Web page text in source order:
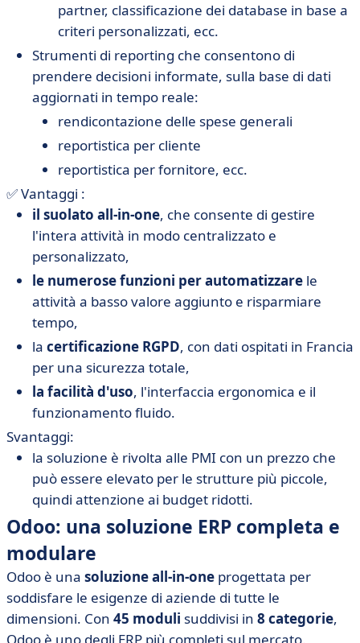
partner, classificazione dei database in base a
criteri personalizzati, ecc.
Strumenti di reporting che consentono di
prendere decisioni informate, sulla base di dati
aggiornati in tempo reale:
rendicontazione delle spese generali
reportistica per cliente
reportistica per fornitore, ecc.
✅ Vantaggi :
il suolato all-in-one, che consente di gestire
l'intera attività in modo centralizzato e
personalizzato,
le numerose funzioni per automatizzare le
attività a basso valore aggiunto e risparmiare
tempo,
la certificazione RGPD, con dati ospitati in Francia
per una sicurezza totale,
la facilità d'uso, l'interfaccia ergonomica e il
funzionamento fluido.
Svantaggi:
la soluzione è rivolta alle PMI con un prezzo che
può essere elevato per le strutture più piccole,
quindi attenzione ai budget ridotti.
Odoo: una soluzione ERP completa e
modulare
Odoo è una soluzione all-in-one progettata per
soddisfare le esigenze di aziende di tutte le
dimensioni. Con 45 moduli suddivisi in 8 categorie,